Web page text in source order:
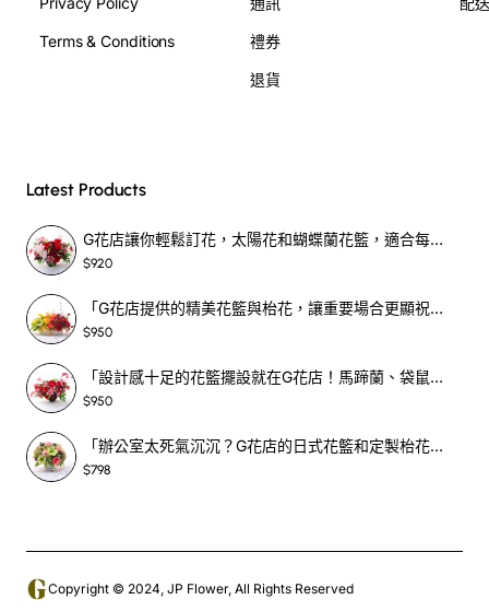
Terms & Conditions 禮券
退貨
Latest Products
G花店讓你輕鬆訂花，太陽花和蝴蝶蘭花籃，適合每個重要時刻！-SF390
$920
「G花店提供的精美花籃與枱花，讓重要場合更顯祝賀與喜悅，適合各種用場！」-SF398
$950
「設計感十足的花籃擺設就在G花店！馬蹄蘭、袋鼠爪、罌粟花，為你的重大場合增光添彩！」-SF209
$950
「辦公室太死氣沉沉？G花店的日式花籃和定製枱花，為你帶來新鮮感！」-SF465
$798
Copyright © 2024, JP Flower, All Rights Reserved